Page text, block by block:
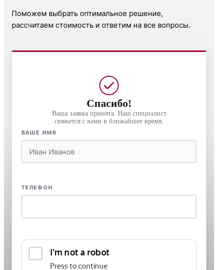
Поможем выбрать оптимальное решение,
рассчитаем стоимость и ответим на все вопросы.
Спасибо!
Ваша заявка принята. Наш специалист
свяжется с вами в ближайшее время.
ВАШЕ ИМЯ
ТЕЛЕФОН